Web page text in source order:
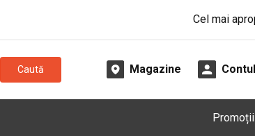
Cel mai
Caută Magazine
Promoții